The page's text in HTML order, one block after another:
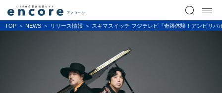
TOP NEWS リリース情報 スキマスイッチ フジテレビ『奇跡体験！アンビリ